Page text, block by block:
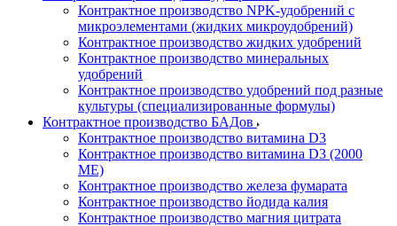
Контрактное производство NPK-удобрений с
микроэлементами (жидких микроудобрений)
Контрактное производство жидких удобрений
Контрактное производство минеральных
удобрений
Контрактное производство удобрений под разные
культуры (специализированные формулы)
Контрактное производство БАДов
Контрактное производство витамина D3
Контрактное производство витамина D3 (2000
МЕ)
Контрактное производство железа фумарата
Контрактное производство йодида калия
Контрактное производство магния цитрата